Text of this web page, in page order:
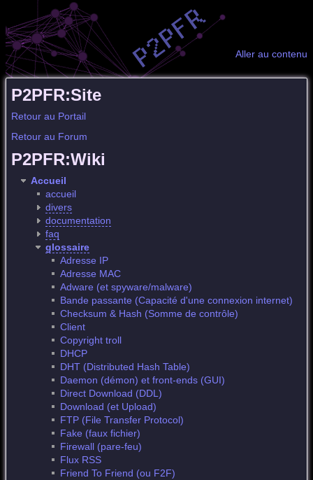
Aller au contenu
P2PFR:Site
Retour au Portail
Retour au Forum
P2PFR:Wiki
Accueil
accueil
divers
documentation
faq
glossaire
Adresse IP
Adresse MAC
Adware (et spyware/malware)
Bande passante (Capacité d'une connexion internet)
Checksum & Hash (Somme de contrôle)
Client
Copyright troll
DHCP
DHT (Distributed Hash Table)
Daemon (démon) et front-ends (GUI)
Direct Download (DDL)
Download (et Upload)
FTP (File Transfer Protocol)
Fake (faux fichier)
Firewall (pare-feu)
Flux RSS
Friend To Friend (ou F2F)